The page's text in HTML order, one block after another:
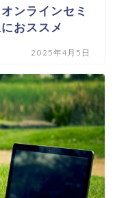
ンラインセミ
おススメ
2025年4月5日